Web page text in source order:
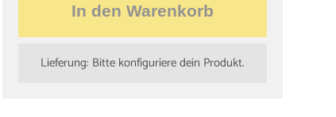
In den Warenkorb
Lieferung: Bitte konfiguriere dein Produkt.